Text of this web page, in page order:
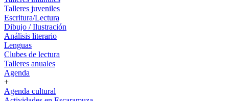
Talleres juveniles
Escritura/Lectura
Dibujo / Ilustración
Análisis literario
Lenguas
Clubes de lectura
Talleres anuales
Agenda
+
Agenda cultural